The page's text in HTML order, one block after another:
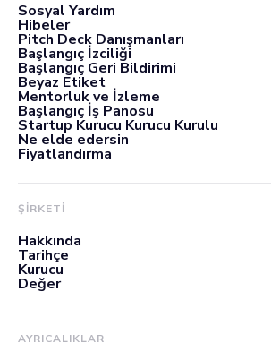
Sosyal Yardım
Hibeler
Pitch Deck Danışmanları
Başlangıç İzciliği
Başlangıç Geri Bildirimi
Beyaz Etiket
Mentorluk ve İzleme
Başlangıç İş Panosu
Startup Kurucu Kurucu Kurulu
Ne elde edersin
Fiyatlandırma
ŞİRKETİ
Hakkında
Tarihçe
Kurucu
Değer
AYRICALIKLAR